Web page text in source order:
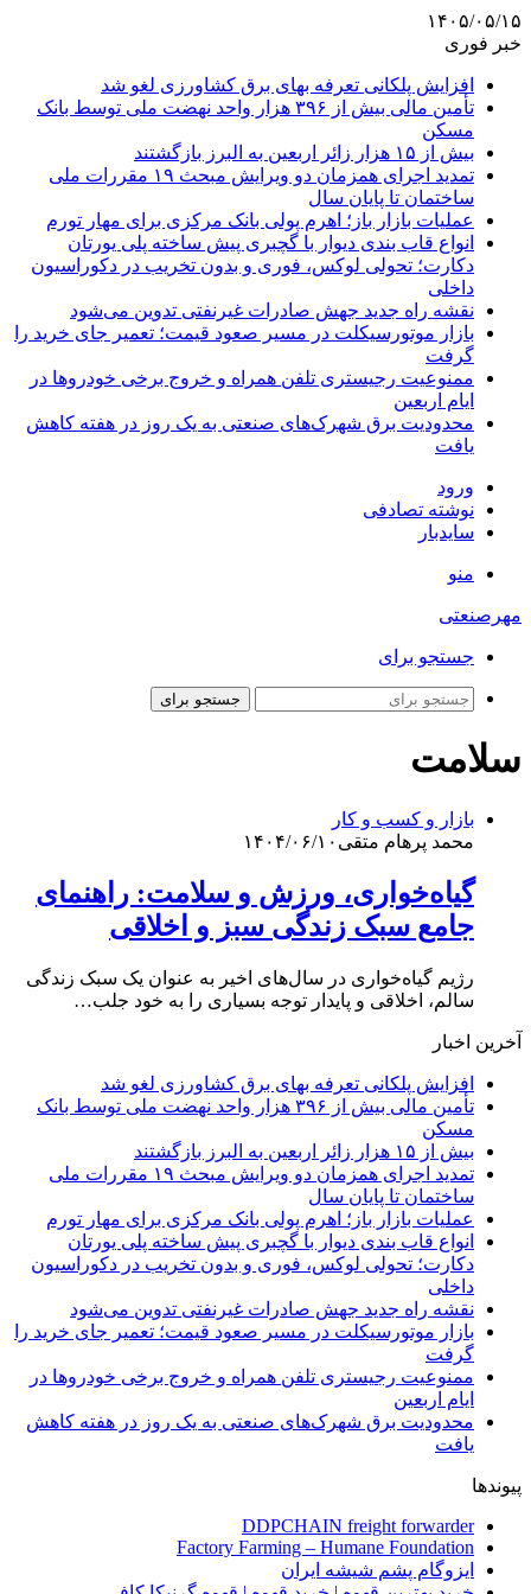
۱۴۰۵/۰۵/۱۵
خبر فوری
افزایش پلکانی تعرفه بهای برق کشاورزی لغو شد
تأمین مالی بیش از ۳۹۶ هزار واحد نهضت ملی توسط بانک
مسکن
بیش از ۱۵ هزار زائر اربعین به البرز بازگشتند
تمدید اجرای همزمان دو ویرایش مبحث ۱۹ مقررات ملی
ساختمان تا پایان سال
عملیات بازار باز؛ اهرم پولی بانک مرکزی برای مهار تورم
انواع قاب بندی دیوار با گچبری پیش ساخته پلی یورتان
دکارت؛ تحولی لوکس، فوری و بدون تخریب در دکوراسیون
داخلی
نقشه راه جدید جهش صادرات غیرنفتی تدوین می‌شود
بازار موتورسیکلت در مسیر صعود قیمت؛ تعمیر جای خرید را
گرفت
ممنوعیت رجیستری تلفن همراه و خروج برخی خودروها در
ایام اربعین
محدودیت برق شهرک‌های صنعتی به یک روز در هفته کاهش
یافت
ورود
نوشته تصادفی
سایدبار
منو
مهرصنعتی
جستجو برای
جستجو برای
سلامت
بازار و کسب و کار
محمد پرهام متقی ۱۴۰۴/۰۶/۱۰
گیاه‌خواری، ورزش و سلامت: راهنمای
جامع سبک زندگی سبز و اخلاقی
رژیم گیاه‌خواری در سال‌های اخیر به عنوان یک سبک زندگی
سالم، اخلاقی و پایدار توجه بسیاری را به خود جلب…
آخرین اخبار
افزایش پلکانی تعرفه بهای برق کشاورزی لغو شد
تأمین مالی بیش از ۳۹۶ هزار واحد نهضت ملی توسط بانک
مسکن
بیش از ۱۵ هزار زائر اربعین به البرز بازگشتند
تمدید اجرای همزمان دو ویرایش مبحث ۱۹ مقررات ملی
ساختمان تا پایان سال
عملیات بازار باز؛ اهرم پولی بانک مرکزی برای مهار تورم
انواع قاب بندی دیوار با گچبری پیش ساخته پلی یورتان
دکارت؛ تحولی لوکس، فوری و بدون تخریب در دکوراسیون
داخلی
نقشه راه جدید جهش صادرات غیرنفتی تدوین می‌شود
بازار موتورسیکلت در مسیر صعود قیمت؛ تعمیر جای خرید را
گرفت
ممنوعیت رجیستری تلفن همراه و خروج برخی خودروها در
ایام اربعین
محدودیت برق شهرک‌های صنعتی به یک روز در هفته کاهش
یافت
پیوندها
DDPCHAIN freight forwarder
Factory Farming – Humane Foundation
ایزوگام پشم شیشه ایران